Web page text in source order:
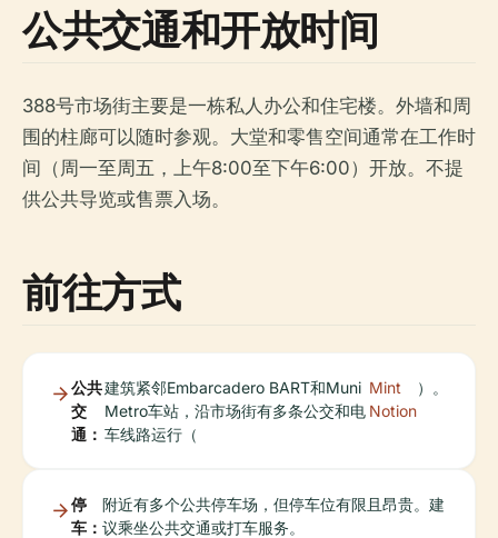
公共交通和开放时间
388号市场街主要是一栋私人办公和住宅楼。外墙和周
围的柱廊可以随时参观。大堂和零售空间通常在工作时
间（周一至周五，上午8:00至下午6:00）开放。不提
供公共导览或售票入场。
前往方式
公共
交
通：
建筑紧邻Embarcadero BART和Muni
Metro车站，沿市场街有多条公交和电
车线路运行（
Mint
Notion
）。
停
车：
附近有多个公共停车场，但停车位有限且昂贵。建
议乘坐公共交通或打车服务。